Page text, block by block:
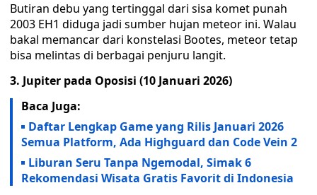
Butiran debu yang tertinggal dari sisa komet punah
2003 EH1 diduga jadi sumber hujan meteor ini. Walau
bakal memancar dari konstelasi Bootes, meteor tetap
bisa melintas di berbagai penjuru langit.
3. Jupiter pada Oposisi (10 Januari 2026)
Baca Juga:
Daftar Lengkap Game yang Rilis Januari 2026
Semua Platform, Ada Highguard dan Code Vein 2
Liburan Seru Tanpa Ngemodal, Simak 6
Rekomendasi Wisata Gratis Favorit di Indonesia